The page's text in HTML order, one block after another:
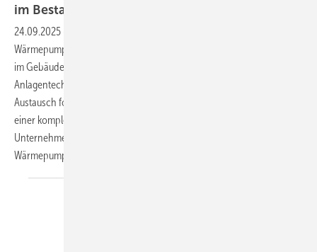
im Bestand
24.09.2025
Wärmepumpe gilt als Herzstück dieser Transformation. Insbesondere
im Gebäudebestand treffen neue Technologien oft auf veraltete
Anlagentechnik und unzureichende Daten, wodurch sich der
Austausch fossiler Heizsysteme gegen regenerative Wärmequellen zu
einer komplexen Angelegenheit entwickeln kann. Das Greentech-
Unternehmen Mywarm nutzt Echtzeitdaten, um das Potenzial von
Wärmepumpen zu